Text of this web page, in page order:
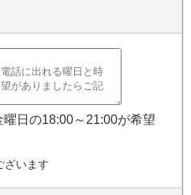
日の18:00～21:00が希望
ざいます